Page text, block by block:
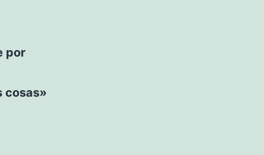
por
cosas»